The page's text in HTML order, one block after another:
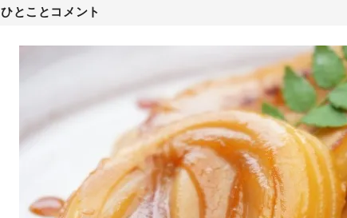
ひとことコメント